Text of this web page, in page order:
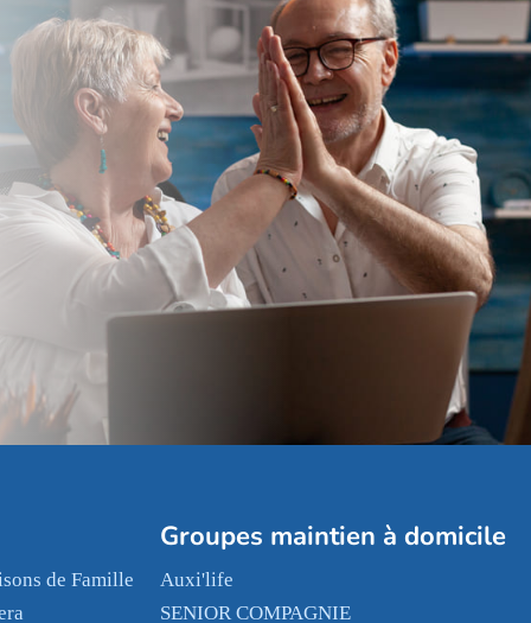
de Famille
Groupes maintien à domicile
Auxi'life
SENIOR COMPAGNIE